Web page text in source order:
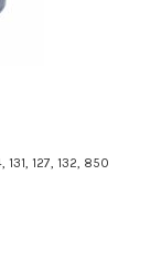
127, 132, 850